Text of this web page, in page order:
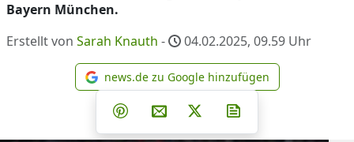
Bayern München.
Erstellt von Sarah Knauth - 04.02.2025, 09.59 Uhr
news.de zu Google
news.de zu Google hinzufügen
Teilen auf Facebook
Teilen auf Whatsapp
Teilen auf Telegram
Teilen auf Pinterest
Per E-Mail teilen
Post auf X